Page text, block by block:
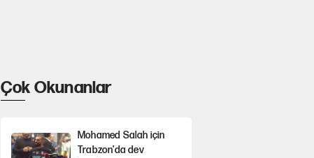
Çok Okunanlar
Mohamed Salah için
Trabzon'da dev